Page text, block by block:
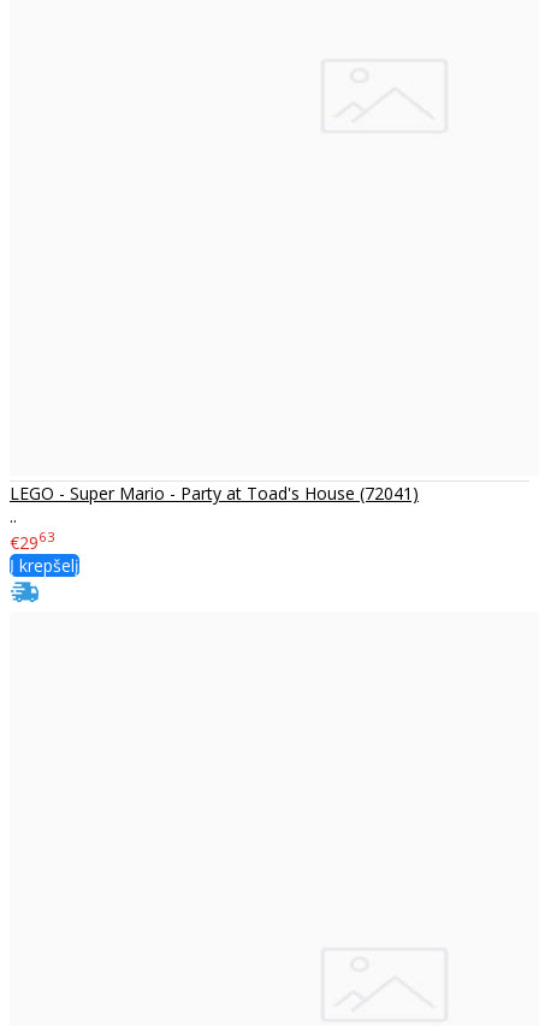
LEGO - Super Mario - Party at Toad's House (72041)
..
€2963
Į krepšelį